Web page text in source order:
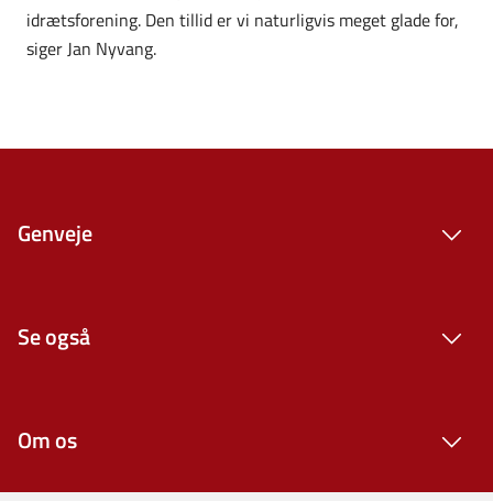
idrætsforening. Den tillid er vi naturligvis meget glade for,
siger Jan Nyvang.
Genveje
Se også
Om os